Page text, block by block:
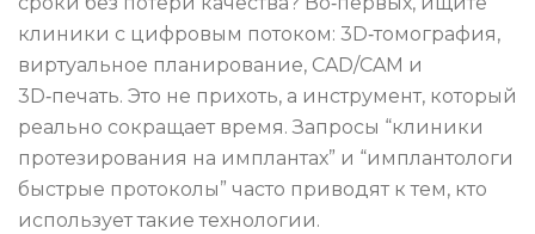
клиники с цифровым потоком: 3D‑томография,
виртуальное планирование, CAD/CAM и
3D‑печать. Это не прихоть, а инструмент, который
реально сокращает время. Запросы “клиники
протезирования на имплантах” и “имплантологи
быстрые протоколы” часто приводят к тем, кто
использует такие технологии.